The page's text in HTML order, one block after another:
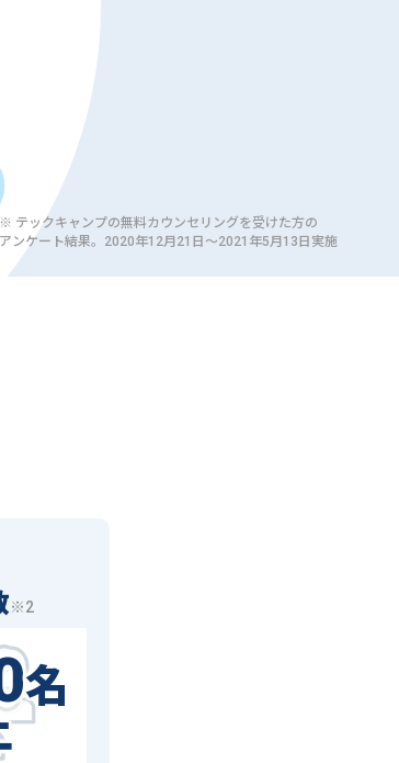
※ テックキャンプの無料カウンセリングを受けた方の
アンケート結果。2020年12月21日〜2021年5月13日実施
※2
名